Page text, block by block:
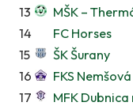
13
MŠK –
14
FC Horses
15
ŠK Šurany
16
FKS Nemšová
17
MFK